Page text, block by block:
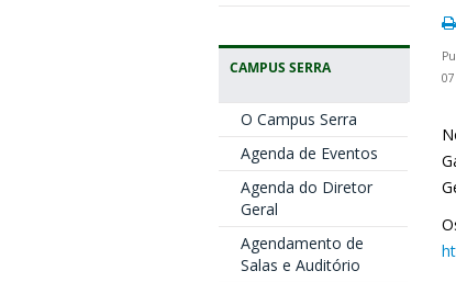
CAMPUS SERRA
O Campus Serra
Agenda de Eventos
Agenda do Diretor
Geral
Agendamento de
Salas e Auditório